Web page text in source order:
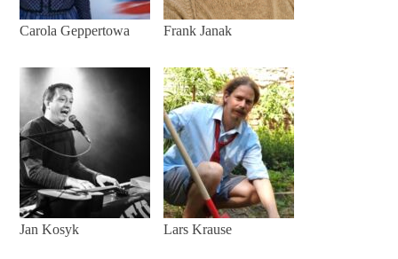
Carola Geppertowa Frank Janak
Jan Kosyk Lars Krause